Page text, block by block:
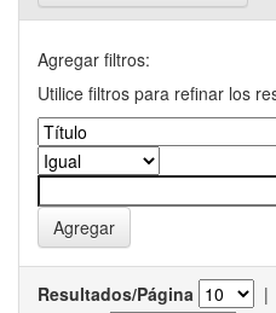
Agregar filtros:
Utilice filtros para refinar los
Resultados/Página |